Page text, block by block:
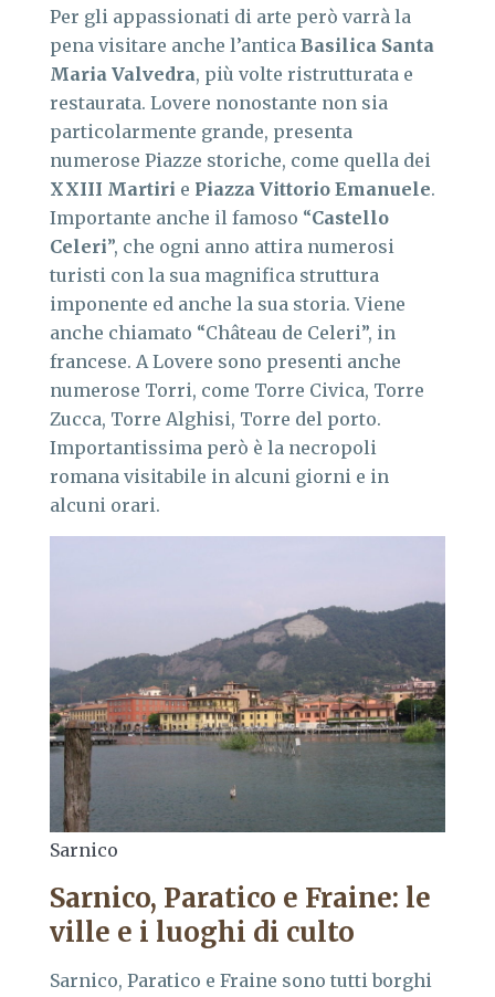
Per gli appassionati di arte però varrà la
pena visitare anche l’antica Basilica Santa
Maria Valvedra, più volte ristrutturata e
restaurata. Lovere nonostante non sia
particolarmente grande, presenta
numerose Piazze storiche, come quella dei
XXIII Martiri e Piazza Vittorio Emanuele.
Importante anche il famoso “Castello
Celeri”, che ogni anno attira numerosi
turisti con la sua magnifica struttura
imponente ed anche la sua storia. Viene
anche chiamato “Château de Celeri”, in
francese. A Lovere sono presenti anche
numerose Torri, come Torre Civica, Torre
Zucca, Torre Alghisi, Torre del porto.
Importantissima però è la necropoli
romana visitabile in alcuni giorni e in
alcuni orari.
Sarnico
Sarnico, Paratico e Fraine: le
ville e i luoghi di culto
Sarnico, Paratico e Fraine sono tutti borghi